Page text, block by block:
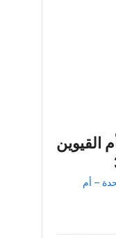
القيوين
– أم